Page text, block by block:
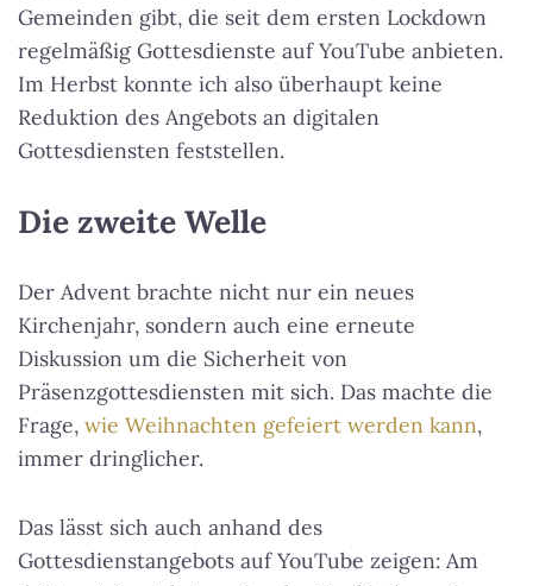
Gemeinden gibt, die seit dem ersten Lockdown
regelmäßig Gottesdienste auf YouTube anbieten.
Im Herbst konnte ich also überhaupt keine
Reduktion des Angebots an digitalen
Gottesdiensten feststellen.
Die zweite Welle
Der Advent brachte nicht nur ein neues
Kirchenjahr, sondern auch eine erneute
Diskussion um die Sicherheit von
Präsenzgottesdiensten mit sich. Das machte die
Frage, wie Weihnachten gefeiert werden kann,
immer dringlicher.
Das lässt sich auch anhand des
Gottesdienstangebots auf YouTube zeigen: Am